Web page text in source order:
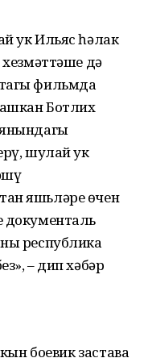
ук Ильяс һәлак
дә
фильмда
Ботлих
шулай ук
яшьләре өчен
документаль
республика
– дип хәбәр
боевик застава